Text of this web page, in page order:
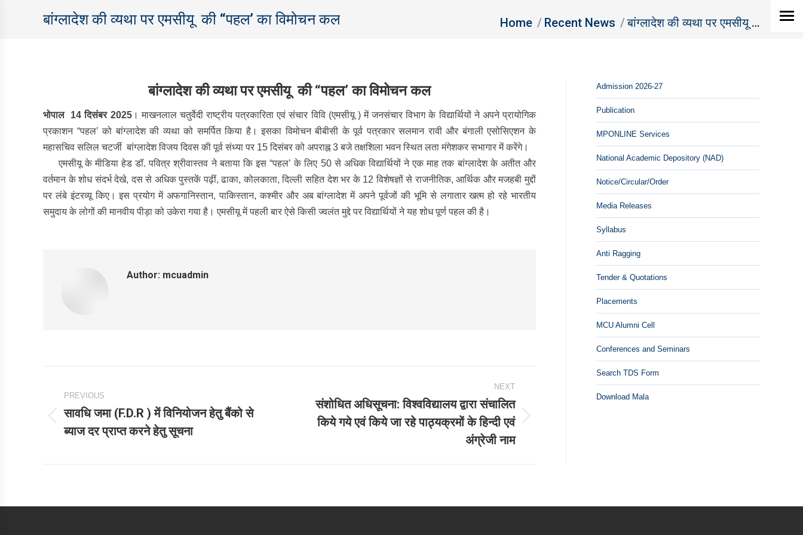
बांग्लादेश की व्यथा पर एमसीयू की “पहल’ का विमोचन कल You are here:
Home Recent News बांग्लादेश की व्यथा पर एमसीयू …
बांग्लादेश की व्यथा पर एमसीयू की “पहल’ का विमोचन कल
भोपाल 14 दिसंबर 2025। माखनलाल चतुर्वेदी राष्ट्रीय पत्रकारिता एवं संचार विवि (एमसीयू ) में जनसंचार विभाग के विद्यार्थियों ने अपने प्रायोगिक
प्रकाशन “पहल’ को बांग्लादेश की व्यथा को समर्पित किया है। इसका विमोचन बीबीसी के पूर्व पत्रकार सलमान रावी और बंगाली एसोसिएशन के
महासचिव सलिल चटर्जी बांग्लादेश विजय दिवस की पूर्व संध्या पर 15 दिसंबर को अपराह्न 3 बजे तक्षशिला भवन स्थित लता मंगेशकर सभागार में करेंगे।
एमसीयू के मीडिया हेड डॉ. पवित्र श्रीवास्तव ने बताया कि इस “पहल’ के लिए 50 से अधिक विद्यार्थियों ने एक माह तक बांग्लादेश के अतीत और
वर्तमान के शोध संदर्भ देखे, दस से अधिक पुस्तकें पढ़ीं, ढाका, कोलकाता, दिल्ली सहित देश भर के 12 विशेषज्ञों से राजनीतिक, आर्थिक और मजहबी मुद्दों
पर लंबे इंटरव्यू किए। इस प्रयोग में अफगानिस्तान, पाकिस्तान, कश्मीर और अब बांग्लादेश में अपने पूर्वजों की भूमि से लगातार खत्म हो रहे भारतीय
समुदाय के लोगों की मानवीय पीड़ा को उकेरा गया है। एमसीयू में पहली बार ऐसे किसी ज्वलंत मुद्दे पर विद्यार्थियों ने यह शोध पूर्ण पहल की है।
Author: mcuadmin
navigation
PREVIOUS
post:
सावधि जमा (F.D.R ) में विनियोजन हेतु बैंको से
ब्याज दर प्राप्त करने हेतु सूचना
NEXT
Next
संशोधित अधिसूचना: विश्‍वविद्यालय द्वारा संचालित
किये गये एवं किये जा रहे पाठ्यक्रमों के हिन्‍दी एवं
अंग्रेजी नाम
Admission 2026-27
Publication
MPONLINE Services
National Academic Depository (NAD)
Notice/Circular/Order
Media Releases
Syllabus
Anti Ragging
Tender & Quotations
Placements
MCU Alumni Cell
Conferences and Seminars
Search TDS Form
Download Mala